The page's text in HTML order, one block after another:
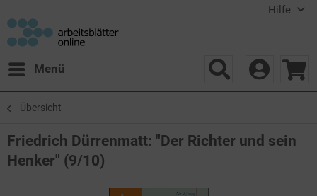
Hilfe
Menü
Übersicht
Friedrich Dürrenmatt: "Der Richter und sein
Henker" (9/10)